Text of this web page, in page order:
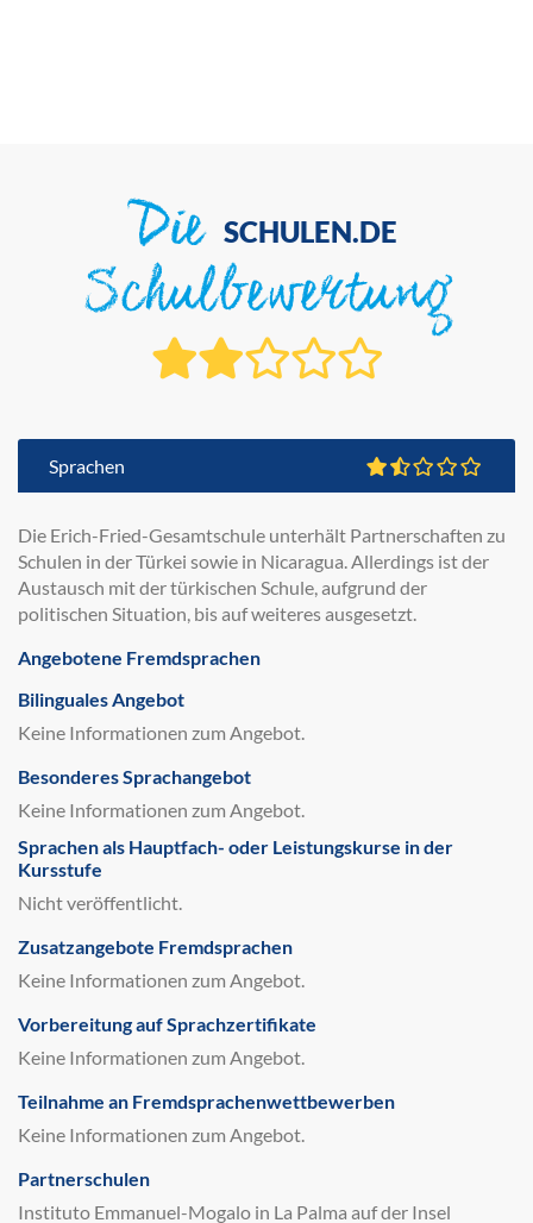
Die SCHULEN.DE
Schulbewertung
Sprachen
Die Erich-Fried-Gesamtschule unterhält Partnerschaften zu
Schulen in der Türkei sowie in Nicaragua. Allerdings ist der
Austausch mit der türkischen Schule, aufgrund der
politischen Situation, bis auf weiteres ausgesetzt.
Angebotene Fremdsprachen
Bilinguales Angebot
Keine Informationen zum Angebot.
Besonderes Sprachangebot
Keine Informationen zum Angebot.
Sprachen als Hauptfach- oder Leistungskurse in der
Kursstufe
Nicht veröffentlicht.
Zusatzangebote Fremdsprachen
Keine Informationen zum Angebot.
Vorbereitung auf Sprachzertifikate
Keine Informationen zum Angebot.
Teilnahme an Fremdsprachenwettbewerben
Keine Informationen zum Angebot.
Partnerschulen
Instituto Emmanuel-Mogalo in La Palma auf der Insel